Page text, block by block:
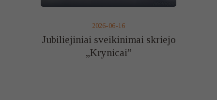
2026-06-16
Jubiliejiniai sveikinimai skriejo
„Krynicai”